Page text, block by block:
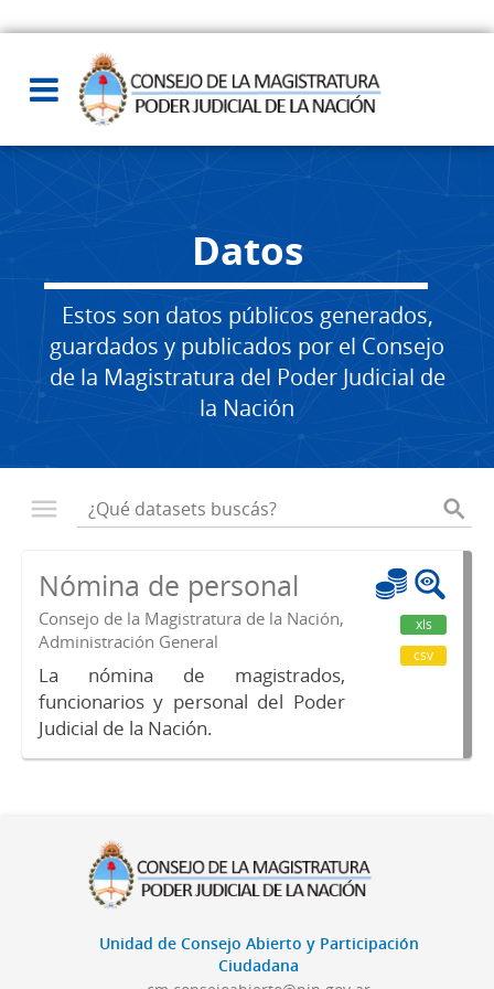
Datos
Estos son datos públicos generados,
guardados y publicados por el Consejo
de la Magistratura del Poder Judicial de
la Nación
Nómina de personal
Consejo de la Magistratura de la Nación,
Administración General
La nómina de magistrados,
funcionarios y personal del Poder
Judicial de la Nación.
xls
csv
Unidad de Consejo Abierto y Participación
Ciudadana